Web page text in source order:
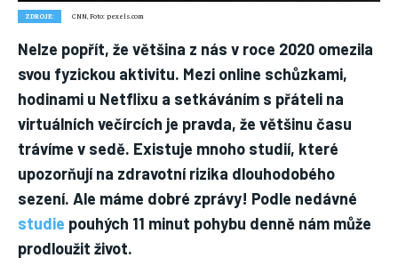
přínosné zdravotní praktiky, techniky jógy a rady pro
vyváženou stravu.
ZDRAVÍ
DĚTI
ONEMOCNĚNÍ
STRAVA
FITNESS
HUBNUTÍ
ZDROJE: CNN, Foto: pexels.com
Nelze popřít, že většina z nás v roce 2020 omezila
svou fyzickou aktivitu. Mezi online schůzkami,
hodinami u Netflixu a setkáváním s přáteli na
virtuálních večírcích je pravda, že většinu času
trávíme v sedě. Existuje mnoho studií, které
upozorňují na zdravotní rizika dlouhodobého
sezení. Ale máme dobré zprávy! Podle nedávné
studie pouhých 11 minut pohybu denně nám může
prodloužit život.